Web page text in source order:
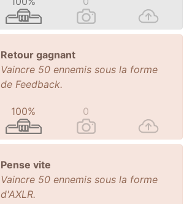
Retour gagnant
Vaincre 50 ennemis sous la forme
de Feedback.
100% 0
Pense vite
Vaincre 50 ennemis sous la forme
d'AXLR.